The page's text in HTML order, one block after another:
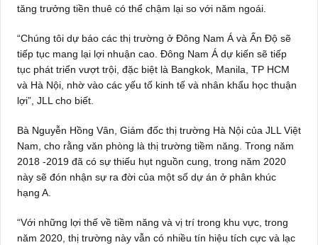
tăng trưởng tiền thuê có thể chậm lại so với năm ngoái.
“Chúng tôi dự báo các thị trường ở Đông Nam Á và Ấn Độ sẽ
tiếp tục mang lại lợi nhuận cao. Đông Nam Á dự kiến sẽ tiếp
tục phát triển vượt trội, đặc biệt là Bangkok, Manila, TP HCM
và Hà Nội, nhờ vào các yếu tố kinh tế và nhân khẩu học thuận
lợi”, JLL cho biết.
Bà Nguyễn Hồng Vân, Giám đốc thị trường Hà Nội của JLL Việt
Nam, cho rằng văn phòng là thị trường tiềm năng. Trong năm
2018 -2019 đã có sự thiếu hụt nguồn cung, trong năm 2020
này sẽ đón nhận sự ra đời của một số dự án ở phân khúc
hạng A.
“Với những lợi thế về tiềm năng và vị trí trong khu vực, trong
năm 2020, thị trường này vẫn có nhiều tín hiệu tích cực và lạc